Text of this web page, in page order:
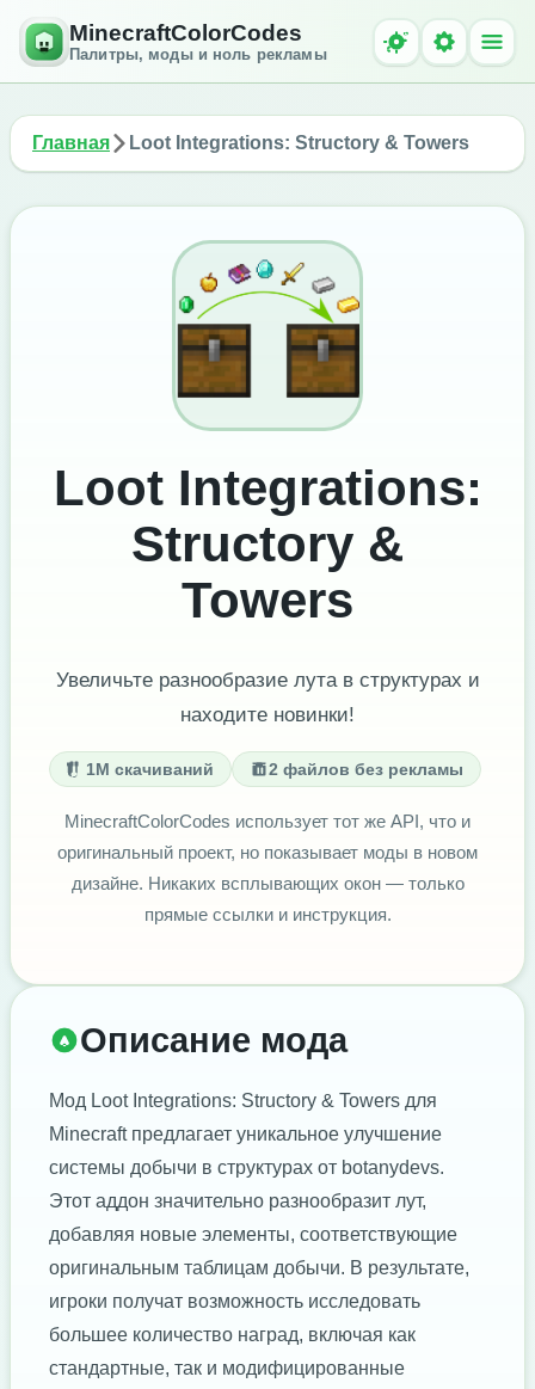
MinecraftColorCodes
Палитры, моды и ноль рекламы
Главная Loot Integrations: Structory & Towers
Loot Integrations:
Structory &
Towers
Увеличьте разнообразие лута в структурах и
находите новинки!
1M скачиваний 2 файлов без рекламы
MinecraftColorCodes использует тот же API, что и
оригинальный проект, но показывает моды в новом
дизайне. Никаких всплывающих окон — только
прямые ссылки и инструкция.
Описание мода
Мод Loot Integrations: Structory & Towers для
Minecraft предлагает уникальное улучшение
системы добычи в структурах от botanydevs.
Этот аддон значительно разнообразит лут,
добавляя новые элементы, соответствующие
оригинальным таблицам добычи. В результате,
игроки получат возможность исследовать
большее количество наград, включая как
стандартные, так и модифицированные